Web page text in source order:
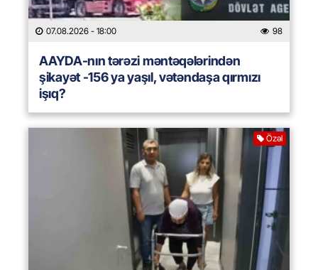
07.08.2026 - 18:00 98
AAYDA-nın tərəzi məntəqələrindən
şikayət -156 ya yaşıl, vətəndaşa qırmızı
işıq?
Özəl